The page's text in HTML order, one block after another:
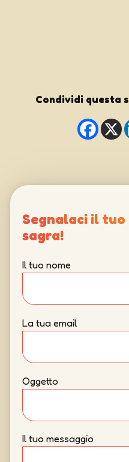
Condividi questa
Segnalaci il
sagra!
Il tuo nome
La tua email
Oggetto
Il tuo messaggio